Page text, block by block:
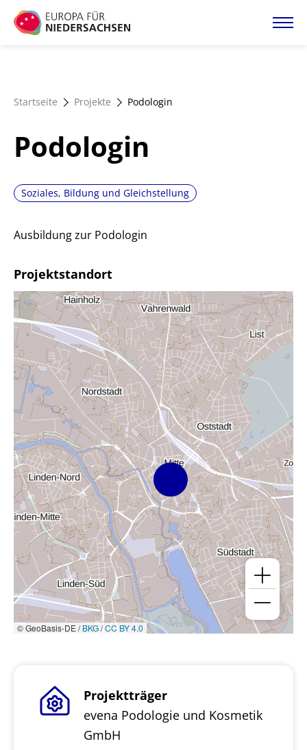
Direkt
zum
Förderangebote
Magazin
Startseite Projekte Podologin
Podologin
Soziales, Bildung und Gleichstellung
Ausbildung zur Podologin
Projektstandort
© GeoBasis-DE /BKG/CC BY 4.0
Projektträger
evena Podologie und Kosmetik
GmbH